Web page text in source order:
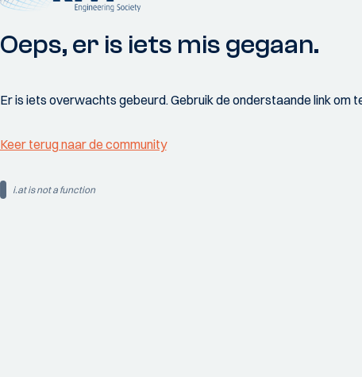
Oeps, er is iets mis gegaan.
Er is iets overwachts gebeurd. Gebruik de onderstaande link om
Keer terug naar de community
i.at is not a function